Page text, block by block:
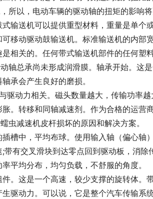
所以，电动车辆的驱动轴的扭矩的影响将
输送机可以提供重型材料，重量是单个
移动驱动鼓输送机。标准输送机的内
相关的。任何带式输送机部件的任何塑
轴总承尚未形成润滑膜。轴承开始。这
承会产生良好的磨损。
驱动力相关。磁头数量越大，传输功率
。转移和同轴减速剂。作为合格的运营
虫减速机皮杆损坏的原因和解决方案。
槽中，平均布球。使用输入轴（偏心轴
有交叉滑块到达零点回到驱动板，消
平均分布，均匀负载，不舒服的角度。
。这是一个高速，较少支撑的旋转体。
驱动力。可以说，它是整个汽车传输系